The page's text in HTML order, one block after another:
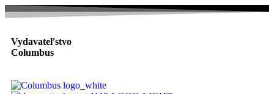
Vydavateľstvo
Columbus